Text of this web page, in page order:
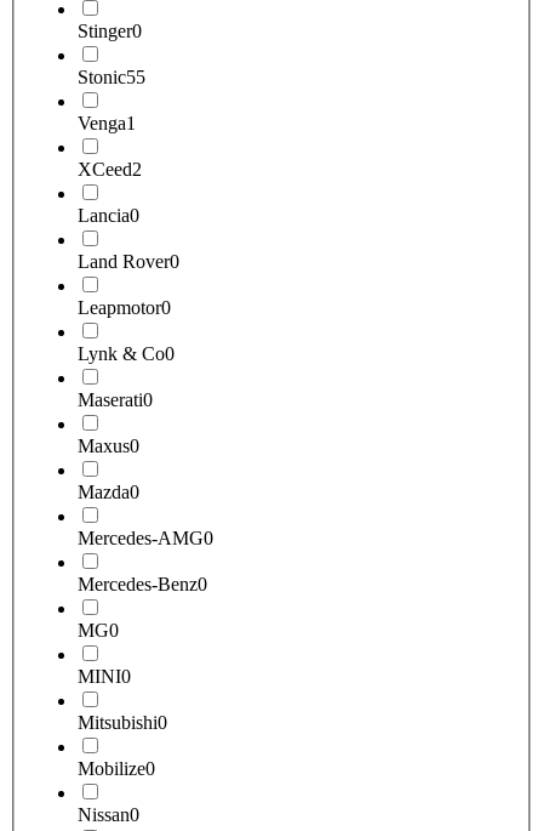
Stinger0
Stonic55
Venga1
XCeed2
Lancia0
Land Rover0
Leapmotor0
Lynk & Co0
Maserati0
Maxus0
Mazda0
Mercedes-AMG0
Mercedes-Benz0
MG0
MINI0
Mitsubishi0
Mobilize0
Nissan0